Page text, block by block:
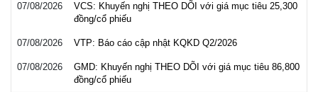
07/08/2026
VCS: Khuyến nghị THEO DÕI với giá mục tiêu 25,300
đồng/cổ phiếu
07/08/2026 VTP: Báo cáo cập nhật KQKD Q2/2026
07/08/2026
GMD: Khuyến nghị THEO DÕI với giá mục tiêu 86,800
đồng/cổ phiếu